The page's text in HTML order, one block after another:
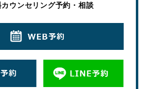
カウンセリング予約・相談